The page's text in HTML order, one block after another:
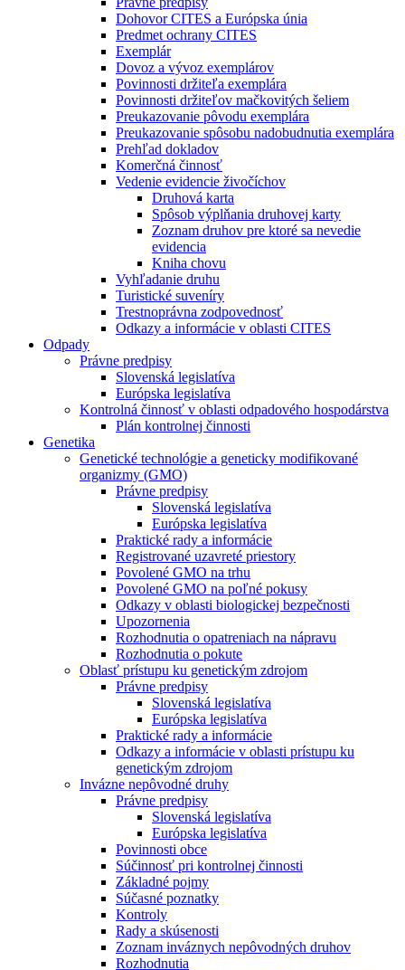
Dohovor CITES a Európska únia
Predmet ochrany CITES
Exemplár
Dovoz a vývoz exemplárov
Povinnosti držiteľa exemplára
Povinnosti držiteľov mačkovitých šeliem
Preukazovanie pôvodu exemplára
Preukazovanie spôsobu nadobudnutia exemplára
Prehľad dokladov
Komerčná činnosť
Vedenie evidencie živočíchov
Druhová karta
Spôsob výplňania druhovej karty
Zoznam druhov pre ktoré sa nevedie
evidencia
Kniha chovu
Vyhľadanie druhu
Turistické suveníry
Trestnoprávna zodpovednosť
Odkazy a informácie v oblasti CITES
Odpady
Právne predpisy
Slovenská legislatíva
Európska legislatíva
Kontrolná činnosť v oblasti odpadového hospodárstva
Plán kontrolnej činnosti
Genetika
Genetické technológie a geneticky modifikované
organizmy (GMO)
Právne predpisy
Slovenská legislatíva
Európska legislatíva
Praktické rady a informácie
Registrované uzavreté priestory
Povolené GMO na trhu
Povolené GMO na poľné pokusy
Odkazy v oblasti biologickej bezpečnosti
Upozornenia
Rozhodnutia o opatreniach na nápravu
Rozhodnutia o pokute
Oblasť prístupu ku genetickým zdrojom
Právne predpisy
Slovenská legislatíva
Európska legislatíva
Praktické rady a informácie
Odkazy a informácie v oblasti prístupu ku
genetickým zdrojom
Invázne nepôvodné druhy
Právne predpisy
Slovenská legislatíva
Európska legislatíva
Povinnosti obce
Súčinnosť pri kontrolnej činnosti
Základné pojmy
Súčasné poznatky
Kontroly
Rady a skúsenosti
Zoznam inváznych nepôvodných druhov
Rozhodnutia